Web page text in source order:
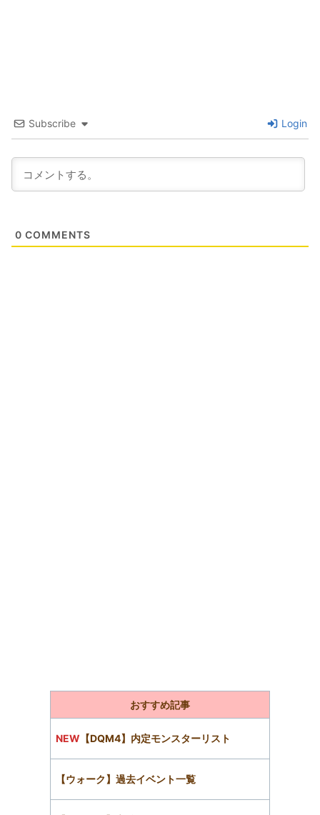
Subscribe Login
0 COMMENTS
おすすめ記事
NEW 【DQM4】内定モンスターリスト
【ウォーク】過去イベント一覧